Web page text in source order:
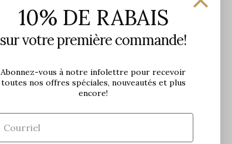
1650 avenue Jules-Verne, Local 103
G2G 2R1, Québec, Canada
Lundi: 9h - 17h
Mardi: 9h - 17h
Mercredi: 9h - 18h
Jeudi: 9h - 21h
Samedi: 9h à 17h
10% DE RABAIS
sur votre première commande!
Abonnez-vous à notre infolettre pour recevoir
toutes nos offres spéciales, nouveautés et plus
encore!